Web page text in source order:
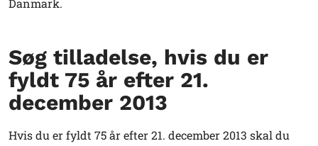
Danmark.
Søg tilladelse, hvis du er
fyldt 75 år efter 21.
december 2013
Hvis du er fyldt 75 år efter 21. december 2013 skal du